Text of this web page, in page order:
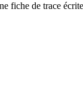
fiche de trace